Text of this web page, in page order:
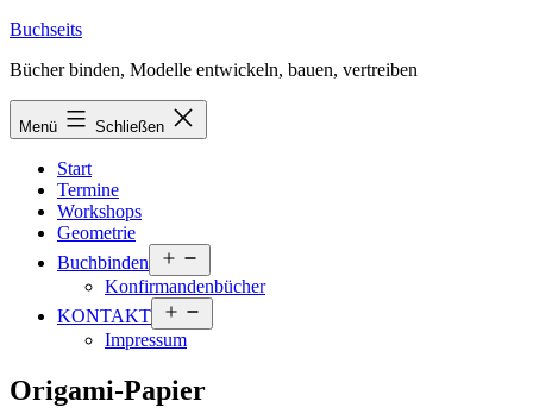
Zum
springen
Buchseits
Bücher binden, Modelle entwickeln, bauen, vertreiben
Menü Schließen
Start
Termine
Workshops
Geometrie
Buchbinden
öffnen
Konfirmandenbücher
KONTAKT
öffnen
Impressum
Origami-Papier